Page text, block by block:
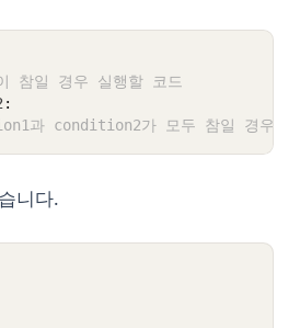
참일 경우 실행할 코드
:
과 condition2가 모두 참일 경우 실
니다.